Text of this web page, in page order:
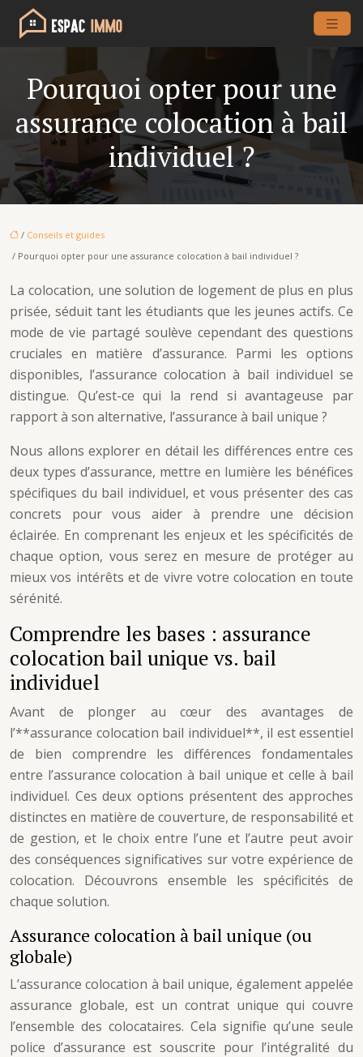
Pourquoi opter pour une
assurance colocation à bail
individuel ?
/ Conseils et guides
/ Pourquoi opter pour une assurance colocation à bail individuel ?
La colocation, une solution de logement de plus en plus
prisée, séduit tant les étudiants que les jeunes actifs. Ce
mode de vie partagé soulève cependant des questions
cruciales en matière d’assurance. Parmi les options
disponibles, l’assurance colocation à bail individuel se
distingue. Qu’est-ce qui la rend si avantageuse par
rapport à son alternative, l’assurance à bail unique ?
Nous allons explorer en détail les différences entre ces
deux types d’assurance, mettre en lumière les bénéfices
spécifiques du bail individuel, et vous présenter des cas
concrets pour vous aider à prendre une décision
éclairée. En comprenant les enjeux et les spécificités de
chaque option, vous serez en mesure de protéger au
mieux vos intérêts et de vivre votre colocation en toute
sérénité.
Comprendre les bases : assurance
colocation bail unique vs. bail
individuel
Avant de plonger au cœur des avantages de
l’**assurance colocation bail individuel**, il est essentiel
de bien comprendre les différences fondamentales
entre l’assurance colocation à bail unique et celle à bail
individuel. Ces deux options présentent des approches
distinctes en matière de couverture, de responsabilité et
de gestion, et le choix entre l’une et l’autre peut avoir
des conséquences significatives sur votre expérience de
colocation. Découvrons ensemble les spécificités de
chaque solution.
Assurance colocation à bail unique (ou
globale)
L’assurance colocation à bail unique, également appelée
assurance globale, est un contrat unique qui couvre
l’ensemble des colocataires. Cela signifie qu’une seule
police d’assurance est souscrite pour l’intégralité du